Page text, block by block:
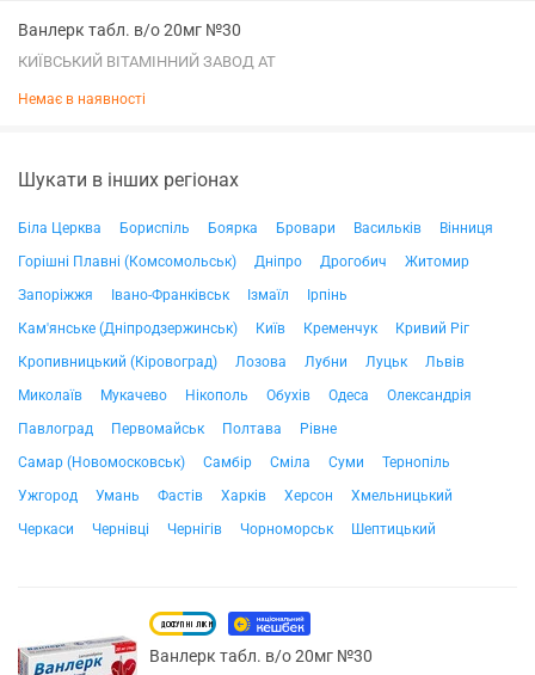
Ванлерк табл. в/о 20мг №30
КИЇВСЬКИЙ ВІТАМІННИЙ ЗАВОД АТ
Немає в наявності
Шукати в інших регіонах
Біла Церква Бориспіль Боярка Бровари Васильків
Вінниця
Горішні Плавні (Комсомольськ)
Дніпро Дрогобич
Житомир
Запоріжжя
Івано-Франківськ Ізмаїл
Ірпінь
Кам'янське (Дніпродзержинськ)
Київ Кременчук
Кривий Ріг
Кропивницький (Кіровоград)
Лозова Лубни Луцьк
Львів
Миколаїв
Мукачево Нікополь Обухів Одеса
Олександрія
Павлоград
Первомайськ Полтава
Рівне
Самар (Новомосковськ)
Самбір Сміла Суми
Тернопіль
Ужгород
Умань Фастів Харків Херсон
Хмельницький
Черкаси
Чернівці Чернігів Чорноморськ Шептицький
Ванлерк табл. в/о 20мг №30